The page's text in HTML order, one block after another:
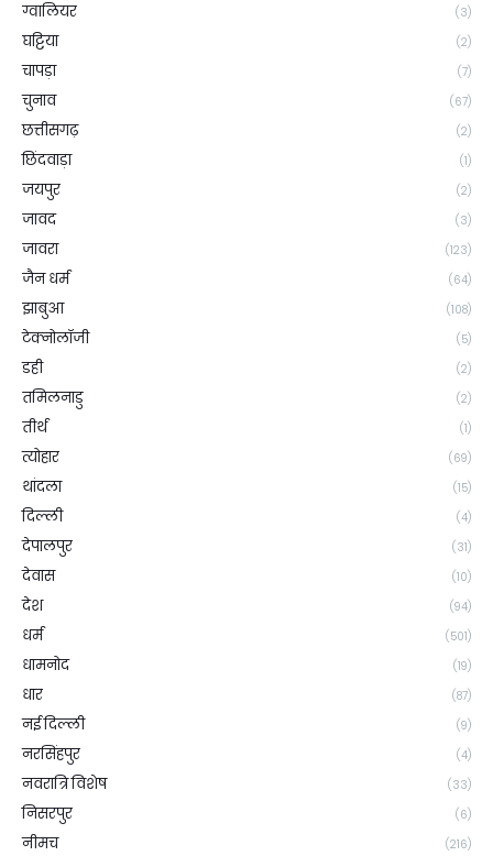
ग्वालियर (3)
घट्टिया (2)
चापड़ा (7)
चुनाव (67)
छत्तीसगढ़ (2)
छिंदवाड़ा (1)
जयपुर (2)
जावद (3)
जावरा (123)
जैन धर्म (64)
झाबुआ (108)
टेक्नोलॉजी (5)
डही (2)
तमिलनाडु (2)
तीर्थ (1)
त्योहार (69)
थांदला (15)
दिल्ली (4)
देपालपुर (31)
देवास (10)
देश (94)
धर्म (501)
धामनोद (19)
धार (87)
नई दिल्ली (9)
नरसिंहपुर (4)
नवरात्रि विशेष (33)
निसरपुर (6)
नीमच (216)